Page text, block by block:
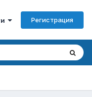
Регистрация